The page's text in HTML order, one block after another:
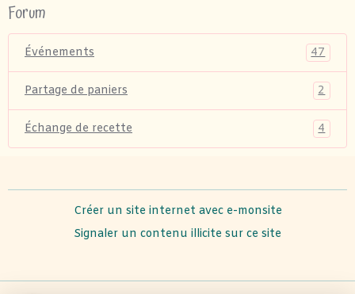
Forum
Événements 47
Partage de paniers 2
Échange de recette 4
Créer un site internet avec e-monsite
Signaler un contenu illicite sur ce site